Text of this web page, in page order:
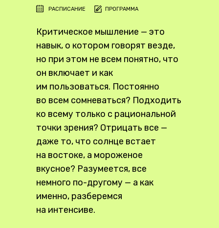
Критическое мышление — это
навык, о котором говорят везде,
но при этом не всем понятно, что
он включает и как
им пользоваться. Постоянно
во всем сомневаться? Подходить
ко всему только с рациональной
точки зрения? Отрицать все —
даже то, что солнце встает
на востоке, а мороженое
вкусное? Разумеется, все
немного по-другому — а как
именно, разберемся
на интенсиве.
РАСПИСАНИЕ ПРОГРАММА